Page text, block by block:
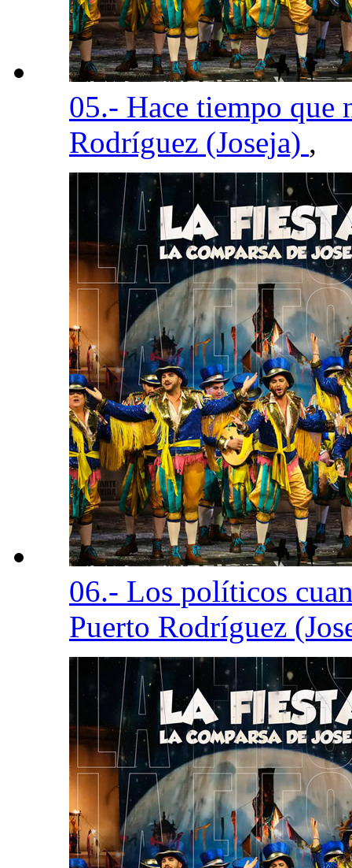
05.- Hace tiempo que
Rodríguez (Joseja) ,
06.- Los políticos
Puerto Rodríguez